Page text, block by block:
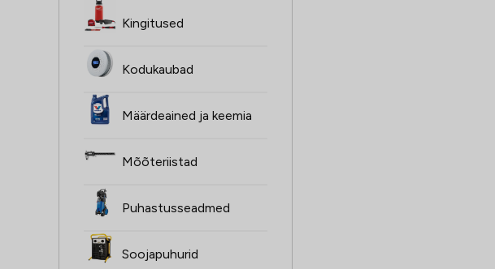
Kingitused
Kodukaubad
Määrdeained ja keemia
Mõõteriistad
Puhastusseadmed
Soojapuhurid